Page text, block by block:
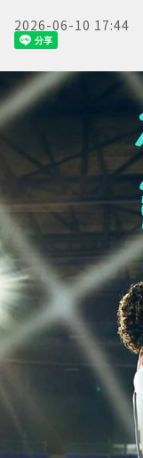
2026-06-10 17:44